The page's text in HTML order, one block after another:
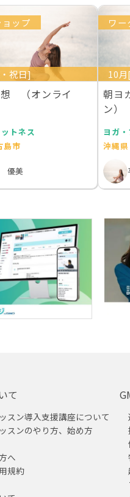
ップ
祝日]
（オンライ
トネス
島市
優美
ワ
10
朝ヨ
ン）
ヨガ
沖縄
て
スン導入支援講座について
スンのやり方、始め方
へ
規約